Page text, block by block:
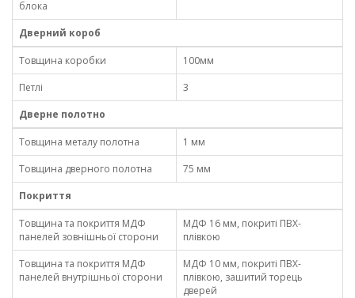
блока
Дверний короб
Товщина коробки
100мм
Петлі
3
Дверне полотно
Товщина металу полотна
1 мм
Товщина дверного полотна
75 мм
Покриття
Товщина та покриття МДФ
панелей зовнішньої сторони
МДФ 16 мм, покриті ПВХ-
плівкою
Товщина та покриття МДФ
панелей внутрішньої сторони
МДФ 10 мм, покриті ПВХ-
плівкою, зашитий торець
дверей